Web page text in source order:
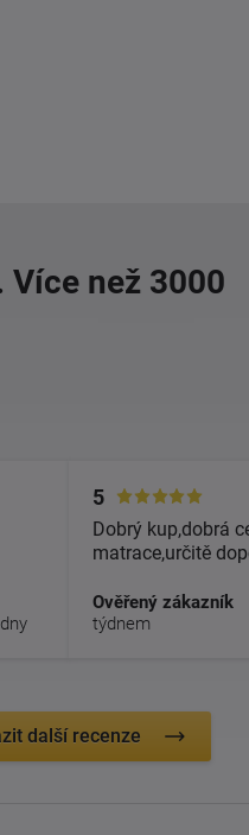
Více než 3000
5
Dobrý kup,dobrá
matrace,určitě
Ověřený zákazník
týdnem
další recenze